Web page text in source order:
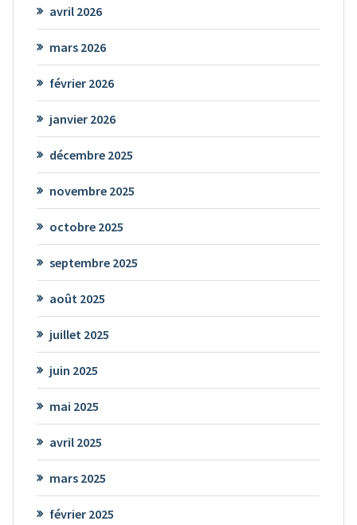
avril 2026
mars 2026
février 2026
janvier 2026
décembre 2025
novembre 2025
octobre 2025
septembre 2025
août 2025
juillet 2025
juin 2025
mai 2025
avril 2025
mars 2025
février 2025